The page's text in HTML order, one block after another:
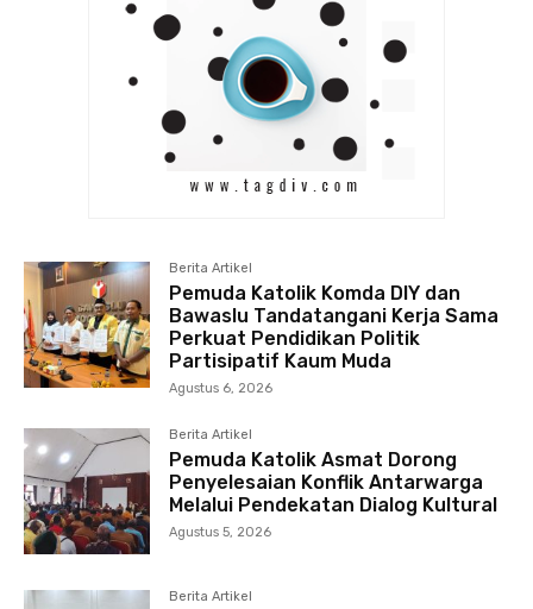
Berita Artikel
Pemuda Katolik Komda DIY dan
Bawaslu Tandatangani Kerja Sama
Perkuat Pendidikan Politik
Partisipatif Kaum Muda
Agustus 6, 2026
Berita Artikel
Pemuda Katolik Asmat Dorong
Penyelesaian Konflik Antarwarga
Melalui Pendekatan Dialog Kultural
Agustus 5, 2026
Berita Artikel